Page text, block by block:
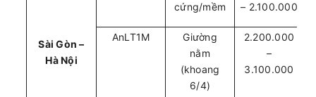
Sài Gòn –
Hà Nội
cứng/mềm
– 2.100.000
AnLT1M
Giường
nằm
(khoang
6/4)
2.200.000
–
3.100.000